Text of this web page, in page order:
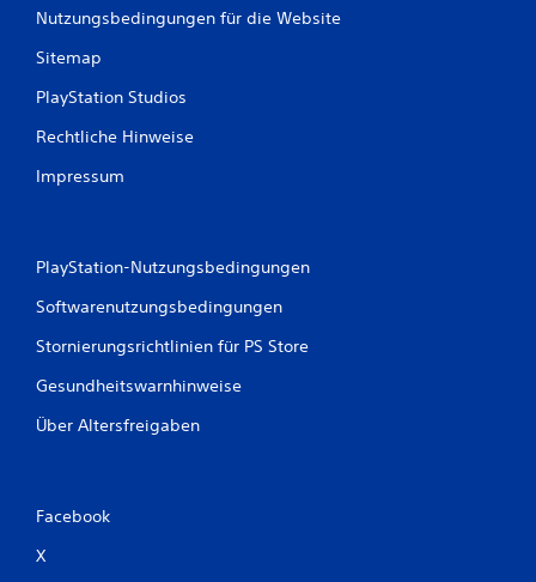
Nutzungsbedingungen für die Website
Sitemap
PlayStation Studios
Rechtliche Hinweise
Impressum
PlayStation-Nutzungsbedingungen
Softwarenutzungsbedingungen
Stornierungsrichtlinien für PS Store
Gesundheitswarnhinweise
Über Altersfreigaben
Facebook
X